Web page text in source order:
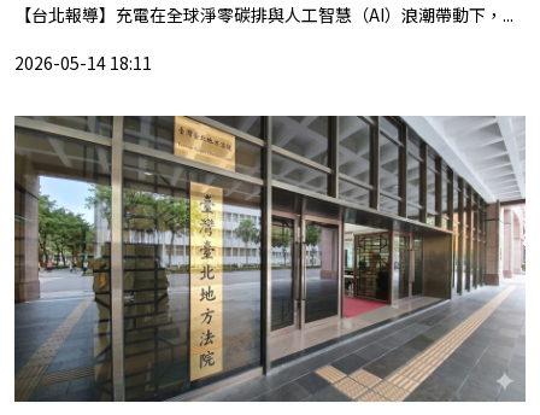
【台北報導】充電在全球淨零碳排與人工智慧（AI）浪潮帶動下，...
2026-05-14 18:11